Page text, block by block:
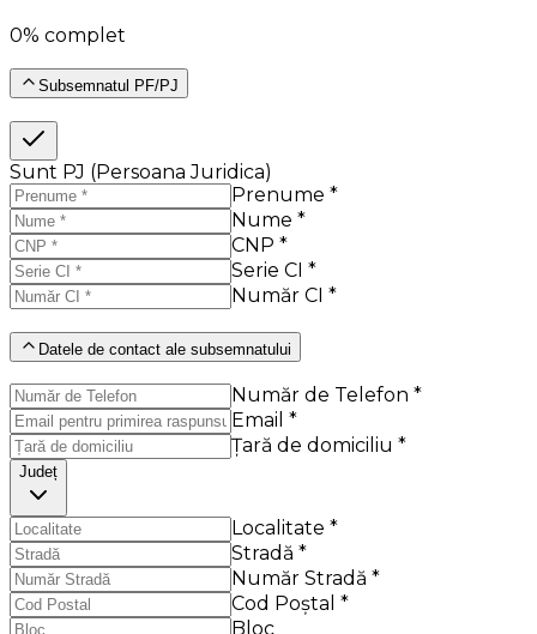
0% complet
Subsemnatul PF/PJ
Sunt PJ (Persoana Juridica)
Prenume *
Nume *
CNP *
Serie CI *
Număr CI *
Datele de contact ale subsemnatului
Număr de Telefon *
Email *
Țară de domiciliu *
Județ
Localitate *
Stradă *
Număr Stradă *
Cod Poștal *
Bloc